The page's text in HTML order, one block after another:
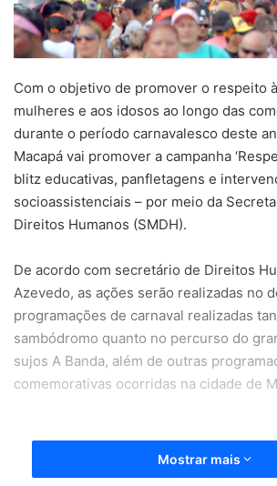
Com o objetivo de promover o respeito
mulheres e aos idosos ao longo das
durante o período carnavalesco deste
Macapá vai promover a campanha
blitz educativas, panfletagens e
socioassistenciais – por meio da
Direitos Humanos (SMDH).
De acordo com secretário de Direitos
Azevedo, as ações serão realizadas no
programações de carnaval realizadas
sambódromo quanto no percurso do
sujos A Banda, além de outras
comemorativas ocorridas na cidade de
Mostrar mais